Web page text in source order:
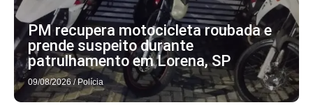
PM recupera motocicleta roubada e
prende suspeito durante
patrulhamento em Lorena, SP
09/08/2026 / Polícia